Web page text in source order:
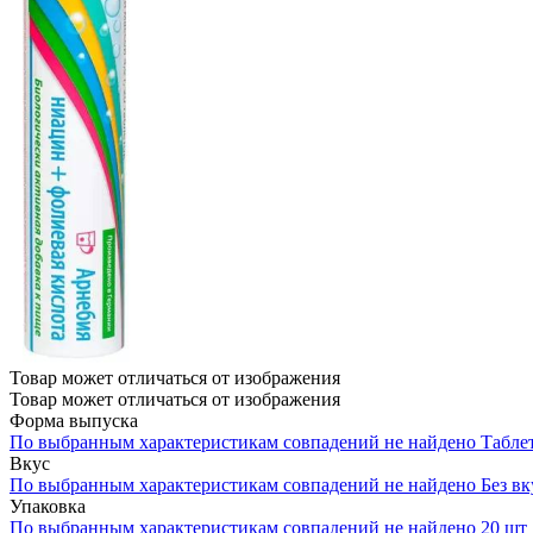
Товар может отличаться от изображения
Товар может отличаться от изображения
Форма выпуска
По выбранным характеристикам совпадений не найдено
Вкус
По выбранным характеристикам совпадений не найдено Без
Упаковка
По выбранным характеристикам совпадений не найдено 20 шт